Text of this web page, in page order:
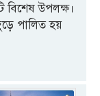
বিশেষ উপলক্ষ।
পালিত হয়